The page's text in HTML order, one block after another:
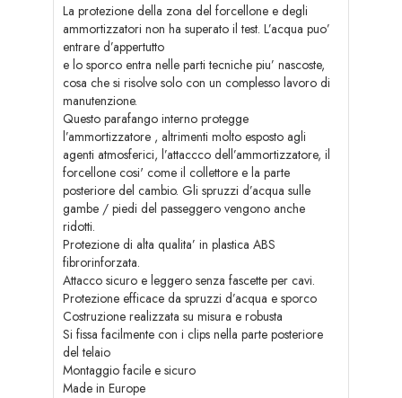
La protezione della zona del forcellone e degli
ammortizzatori non ha superato il test. L’acqua puo’
entrare d’appertutto
e lo sporco entra nelle parti tecniche piu’ nascoste,
cosa che si risolve solo con un complesso lavoro di
manutenzione.
Questo parafango interno protegge
l’ammortizzatore , altrimenti molto esposto agli
agenti atmosferici, l’attaccco dell’ammortizzatore, il
forcellone cosi' come il collettore e la parte
posteriore del cambio. Gli spruzzi d’acqua sulle
gambe / piedi del passeggero vengono anche
ridotti.
Protezione di alta qualita’ in plastica ABS
fibrorinforzata.
Attacco sicuro e leggero senza fascette per cavi.
Protezione efficace da spruzzi d’acqua e sporco
Costruzione realizzata su misura e robusta
Si fissa facilmente con i clips nella parte posteriore
del telaio
Montaggio facile e sicuro
Made in Europe